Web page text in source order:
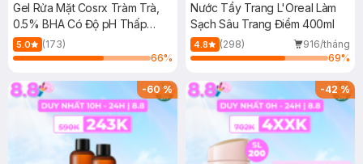
Gel Rửa Mặt Cosrx Tràm Trà,
0.5% BHA Có Độ pH Thấp
150ml
5.0
(173)
66%
Nước Tẩy Trang L'Oreal Làm
Sạch Sâu Trang Điểm 400ml
4.8 (298)
916/tháng
69%
-60% -42%